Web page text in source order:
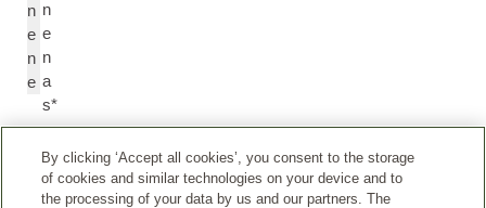
n
e
n
e
n
e
n
a
s*
Li
n
By clicking ‘Accept all cookies’, you consent to the storage
of cookies and similar technologies on your device and to
the processing of your data by us and our partners. The